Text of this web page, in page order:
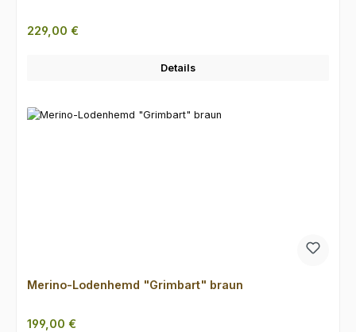
Regulärer Preis:
229,00 €
Details
Merino-Lodenhemd "Grimbart" braun
Regulärer Preis:
199,00 €